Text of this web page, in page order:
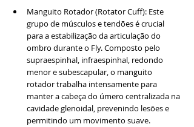
Manguito Rotador (Rotator Cuff): Este
grupo de músculos e tendões é crucial
para a estabilização da articulação do
ombro durante o Fly. Composto pelo
supraespinhal, infraespinhal, redondo
menor e subescapular, o manguito
rotador trabalha intensamente para
manter a cabeça do úmero centralizada na
cavidade glenoidal, prevenindo lesões e
permitindo um movimento suave.